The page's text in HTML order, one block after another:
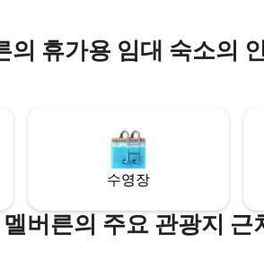
의 휴가용 임대 숙소의
수영장
버른의 주요 관광지 근